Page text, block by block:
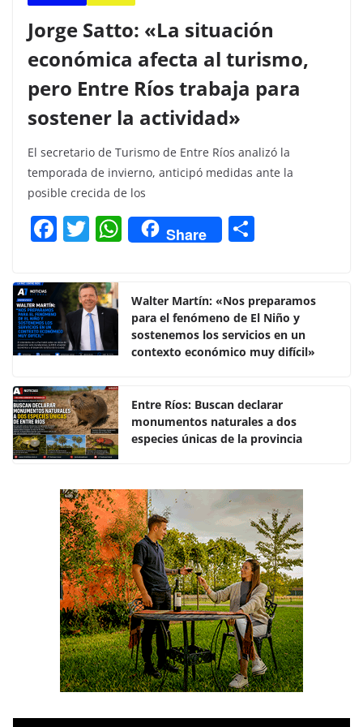
Jorge Satto: «La situación
económica afecta al turismo,
pero Entre Ríos trabaja para
sostener la actividad»
El secretario de Turismo de Entre Ríos analizó la
temporada de invierno, anticipó medidas ante la
posible crecida de los
F
c
e
b
o
o
k
T
itt
er
W
h
s
A
p
Share
p
ar
tir
Walter Martín: «Nos preparamos
para el fenómeno de El Niño y
sostenemos los servicios en un
contexto económico muy difícil»
Entre Ríos: Buscan declarar
monumentos naturales a dos
especies únicas de la provincia